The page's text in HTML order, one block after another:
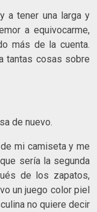
una larga y
a equivocarme,
más de la cuenta.
tantas cosas sobre
de nuevo.
camiseta y me
sería la segunda
de los zapatos,
un juego color piel
no quiere decir